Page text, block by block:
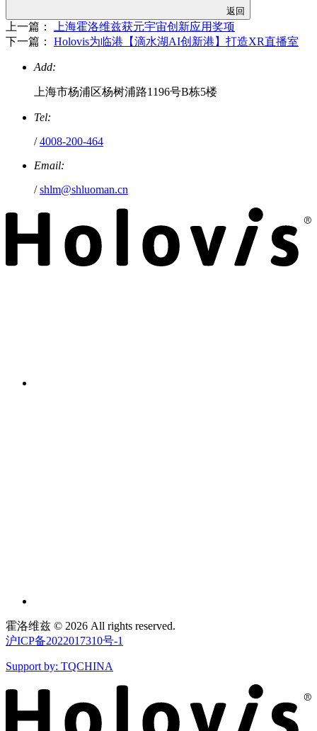
返回
上一篇：
上海霍洛维兹获元宇宙创新应用奖项
下一篇： Holovis为临港【滴水湖AI创新港】打造XR直播室
Add:
上海市杨浦区杨树浦路1196号B栋5楼
Tel:
/4008-200-464
Email:
/shlm@shluoman.cn
霍洛维兹 © 2026 All rights reserved.
沪ICP备2022017310号-1
Support by: TQCHINA